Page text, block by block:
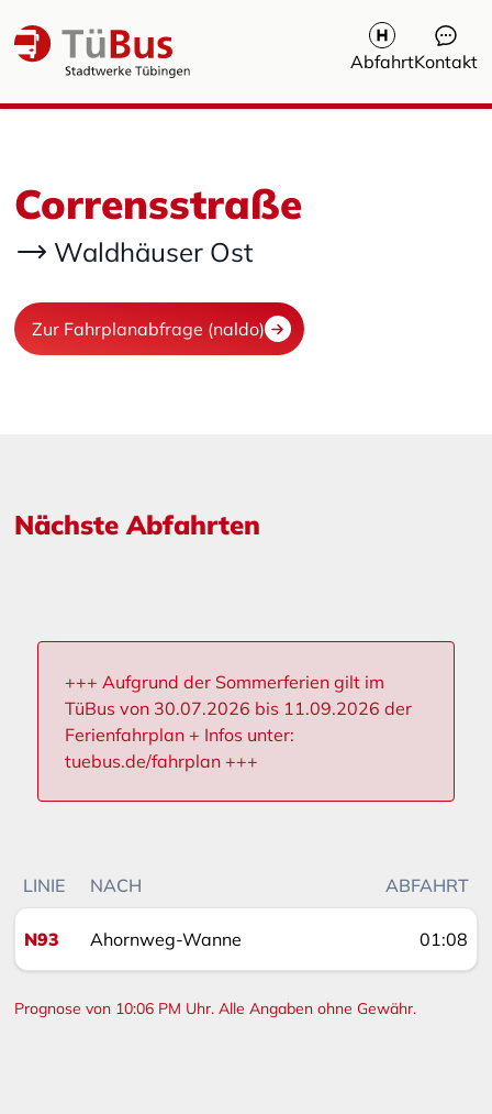
AbfahrtKontakt
Corrensstraße
Waldhäuser Ost
Zur Fahrplanabfrage (naldo)
Nächste Abfahrten
+++ Aufgrund der Sommerferien gilt im
TüBus von 30.07.2026 bis 11.09.2026 der
Ferienfahrplan + Infos unter:
tuebus.de/fahrplan +++
LINIE NACH ABFAHRT
N93 Ahornweg-Wanne 01:08
Prognose von 10:06 PM Uhr. Alle Angaben ohne Gewähr.